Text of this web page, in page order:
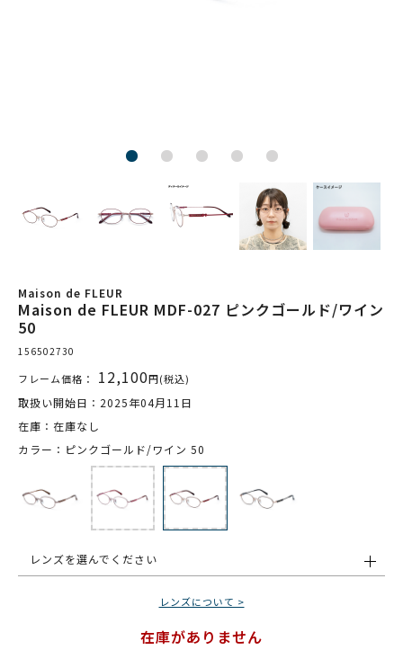
Maison de FLEUR
Maison de FLEUR MDF-027 ピンクゴールド/ワイン
50
156502730
フレーム価格： 12,100円(税込)
取扱い開始日：2025年04月11日
在庫：在庫なし
カラー：ピンクゴールド/ワイン 50
レンズを選んでください
レンズについて >
在庫がありません